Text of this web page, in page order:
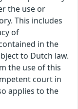
the use or
This includes
of
in the
to Dutch law.
the use of this
court in
applies to the